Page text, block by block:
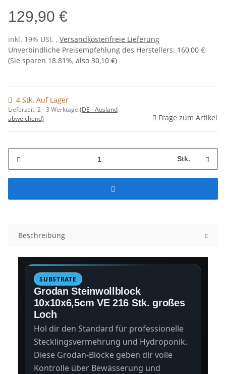
129,90 €
inkl. 19% USt. , Versandkostenfreie Lieferung
Unverbindliche Preisempfehlung des Herstellers: 160,00 €
(Sie sparen 18.81%, also 30,10 €)
4 Stk. Auf Lager
Lieferzeit:2 - 3 Werktage (DE - Ausland
abweichend)
Frage zum Artikel
Stk.
Beschreibung
SUBSTRATE
Grodan Steinwollblock
10x10x6,5cm VE 216 Stk. großes
Loch
Hol dir den Standard für professionelle
Stecklingsvermehrung und Hydroponik.
Diese Grodan-Blöcke geben dir volle
Kontrolle über Bewässerung und